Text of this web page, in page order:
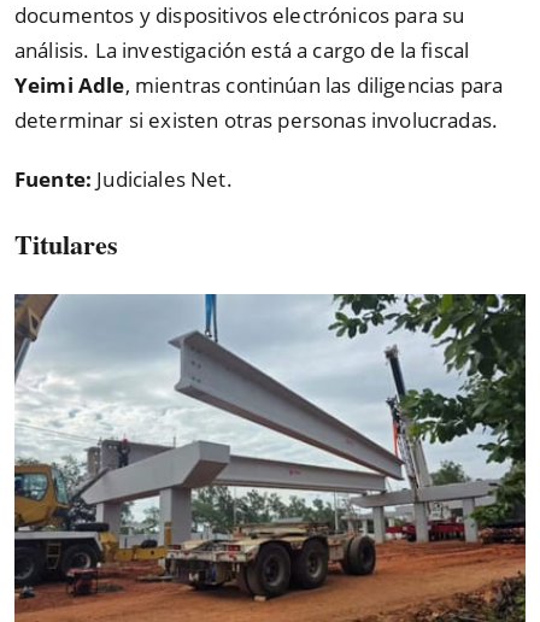
documentos y dispositivos electrónicos para su
análisis. La investigación está a cargo de la fiscal
Yeimi Adle, mientras continúan las diligencias para
determinar si existen otras personas involucradas.
Fuente: Judiciales Net.
Titulares